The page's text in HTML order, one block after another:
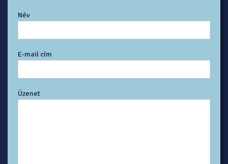
Név
E-mail cím
Üzenet